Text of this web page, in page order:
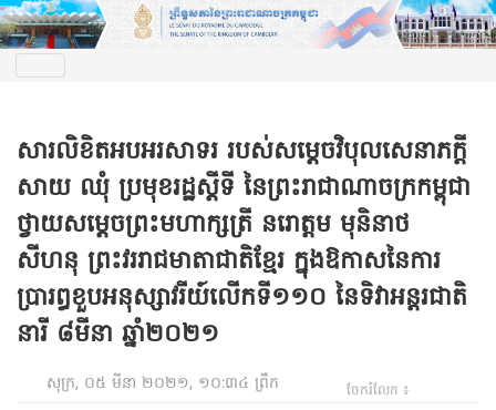
សារលិខិតអបអរសាទរ របស់សម្តេចវិបុលសេនាភក្តី
សាយ ឈុំ ប្រមុខរដ្ឋស្តីទី នៃព្រះរាជាណាចក្រកម្ពុជា
ថ្វាយសម្តេចព្រះមហាក្សត្រី នរោត្តម មុនិនាថ
សីហនុ ព្រះវររាជមាតាជាតិខ្មែរ ក្នុងឱកាសនៃការ
ប្រារព្ធខួបអនុស្សាវរីយ៍លើកទី១១០ នៃទិវាអន្តរជាតិ
នារី ៨មីនា ឆ្នាំ២០២១
សុក្រ, ០៥ មីនា ២០២១, ១០:៣៤ ព្រឹក ចែករំលែក ៖